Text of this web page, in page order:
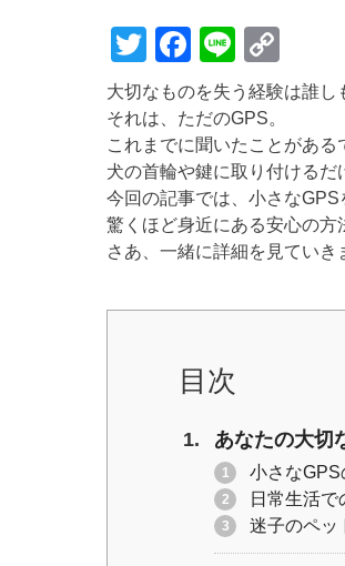
T
wi
tt
er
F
a
c
e
b
o
o
Li
n
e
o
y
Li
n
k
大切なものを失う経験は誰し
それは、ただのGPS。
これまでに聞いたことがある
犬の首輪や鍵に取り付けるだ
今回の記事では、小さなGPS
驚くほど身近にある安心の方
さあ、一緒に詳細を見ていき
目次
あなたの大切
小さな
日常生活で
迷子のペッ